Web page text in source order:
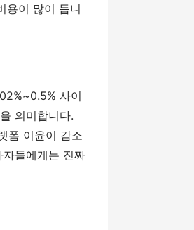
용이 많이 듭니
사이
의미합니다.
폼 이윤이 감소
들에게는 진짜